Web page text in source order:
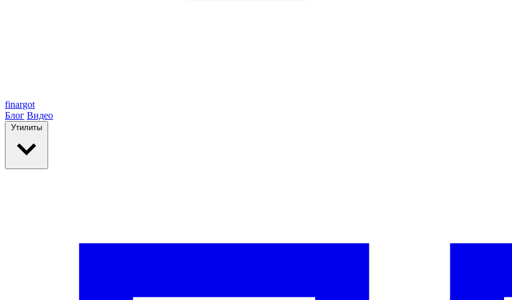
finargot
Блог Видео
Утилиты